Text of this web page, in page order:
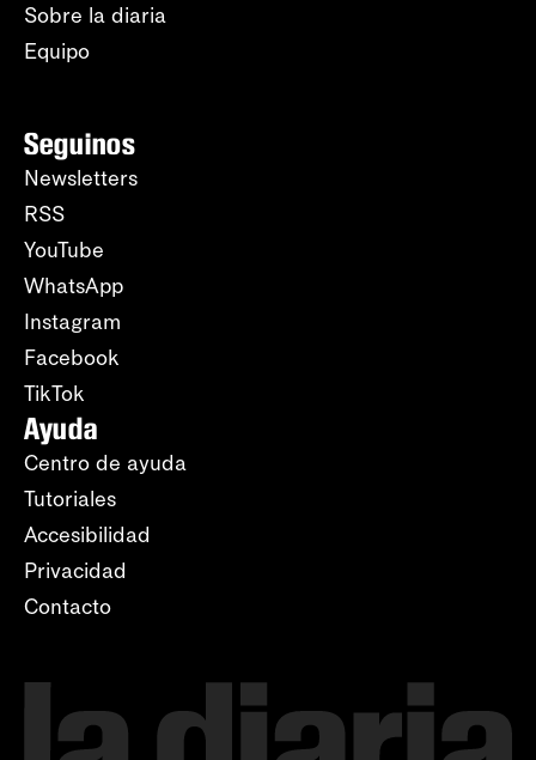
Sobre la diaria
Equipo
Seguinos
Newsletters
RSS
YouTube
WhatsApp
Instagram
Facebook
TikTok
Ayuda
Centro de ayuda
Tutoriales
Accesibilidad
Privacidad
Contacto